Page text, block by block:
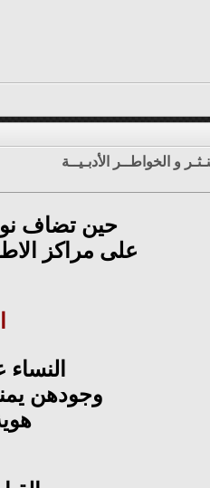
و الخواطــر الأدبـيــة
حين تضاف
على مراكز
وجودهن